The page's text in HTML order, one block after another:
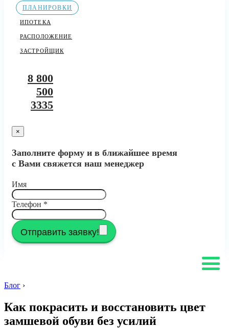
ПЛАНИРОВКИ
ИПОТЕКА
РАСПОЛОЖЕНИЕ
ЗАСТРОЙЩИК
8 800
500
3335
×
Заполните форму и в ближайшее время
с Вами свяжется наш менеджер
Имя
Телефон *
Отправить заявку!
Блог ›
Как покрасить и восстановить цвет
замшевой обуви без усилий